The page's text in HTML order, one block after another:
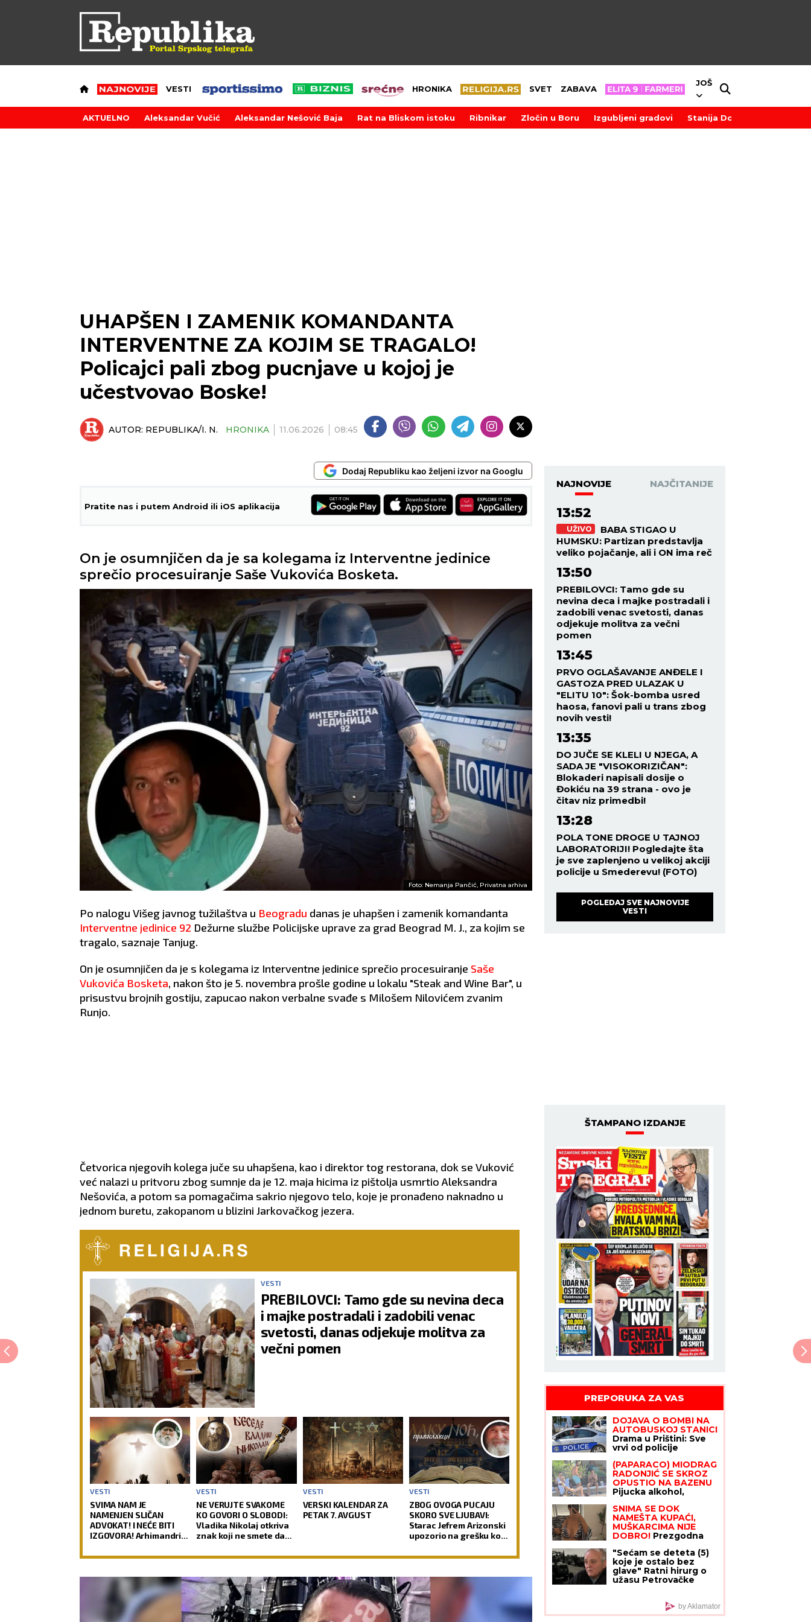
VESTI HRONIKA SVET ZABAVA
JOŠ
AKTUELNO Aleksandar Vučić Aleksandar Nešović Baja Rat na Bliskom istoku Ribnikar Zločin u Boru Izgubljeni gradovi Stanija Dobrojević
UHAPŠEN I ZAMENIK KOMANDANTA
INTERVENTNE ZA KOJIM SE TRAGALO!
Policajci pali zbog pucnjave u kojoj je
učestvovao Boske!
AUTOR: REPUBLIKA/I. N. HRONIKA 11.06.2026 08:45
Dodaj Republiku kao željeni izvor na Googlu
Pratite nas i putem Android ili iOS aplikacija
On je osumnjičen da je sa kolegama iz Interventne jedinice
sprečio procesuiranje Saše Vukovića Bosketa.
Foto: Nemanja Pančić, Privatna arhiva
Po nalogu Višeg javnog tužilaštva u Beogradu danas je uhapšen i zamenik komandanta
Interventne jedinice 92 Dežurne službe Policijske uprave za grad Beograd M. J., za kojim se
tragalo, saznaje Tanjug.
On je osumnjičen da je s kolegama iz Interventne jedinice sprečio procesuiranje Saše
Vukovića Bosketa, nakon što je 5. novembra prošle godine u lokalu "Steak and Wine Bar", u
prisustvu brojnih gostiju, zapucao nakon verbalne svađe s Milošem Nilovićem zvanim
Runjo.
Četvorica njegovih kolega juče su uhapšena, kao i direktor tog restorana, dok se Vuković
već nalazi u pritvoru zbog sumnje da je 12. maja hicima iz pištolja usmrtio Aleksandra
Nešovića, a potom sa pomagačima sakrio njegovo telo, koje je pronađeno naknadno u
jednom buretu, zakopanom u blizini Jarkovačkog jezera.
VESTI
PREBILOVCI: Tamo gde su nevina deca
i majke postradali i zadobili venac
svetosti, danas odjekuje molitva za
večni pomen
VESTI
SVIMA NAM JE
NAMENJEN SLIČAN
ADVOKAT! I NEĆE BITI
IZGOVORA! Arhimandrit
prema kojima će Hristos
VESTI
NE VERUJTE SVAKOME
KO GOVORI O SLOBODI:
Vladika Nikolaj otkriva
znak koji ne smete da
VESTI
VERSKI KALENDAR ZA
PETAK 7. AVGUST
VESTI
ZBOG OVOGA PUCAJU
SKORO SVE LJUBAVI:
Starac Jefrem Arizonski
upozorio na grešku koju
NAJNOVIJE NAJČITANIJE
13:52
UŽIVO
BABA STIGAO U
HUMSKU: Partizan predstavlja
veliko pojačanje, ali i ON ima reč
13:50
PREBILOVCI: Tamo gde su
nevina deca i majke postradali i
zadobili venac svetosti, danas
odjekuje molitva za večni
pomen
13:45
PRVO OGLAŠAVANJE ANĐELE I
GASTOZA PRED ULAZAK U
"ELITU 10": Šok-bomba usred
haosa, fanovi pali u trans zbog
novih vesti!
13:35
DO JUČE SE KLELI U NJEGA, A
SADA JE "VISOKORIZIČAN":
Blokaderi napisali dosije o
Đokiću na 39 strana - ovo je
čitav niz primedbi!
13:28
POLA TONE DROGE U TAJNOJ
LABORATORIJI! Pogledajte šta
je sve zaplenjeno u velikoj akciji
policije u Smederevu! (FOTO)
POGLEDAJ SVE NAJNOVIJE
VESTI
ŠTAMPANO IZDANJE
PREPORUKA ZA VAS
DOJAVA O BOMBI NA
AUTOBUSKOJ STANICI
Drama u Prištini: Sve
vrvi od policije
(PAPARACO) MIODRAG
RADONJIĆ SE SKROZ
OPUSTIO NA BAZENU
Pijucka alkohol,
društvo mu pravi
KOLEGA (VIDEO)
SNIMA SE DOK
NAMEŠTA KUPAĆI,
MUŠKARCIMA NIJE
DOBRO! Prezgodna
donji deo bikinija, od
oblina se muti um:
"Uspostavila kontakt
sa telom" (FOTO)
"Sećam se deteta (5)
koje je ostalo bez
glave" Ratni hirurg o
užasu Petrovačke
by Aklamator